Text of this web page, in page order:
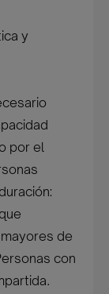
y
por el
de
con